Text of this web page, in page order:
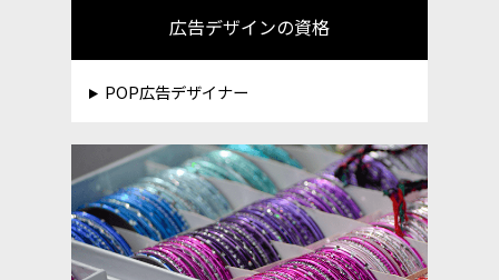
広告デザインの資格
POP広告デザイナー